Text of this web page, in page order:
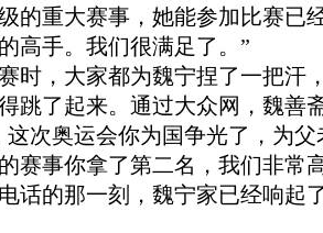
的重大赛事，她能参加比赛已
高手。我们很满足了。”
时，大家都为魏宁捏了一把汗
跳了起来。通过大众网，魏善
这次奥运会你为国争光了，为
的赛事你拿了第二名，我们
的那一刻，魏宁家已经响起